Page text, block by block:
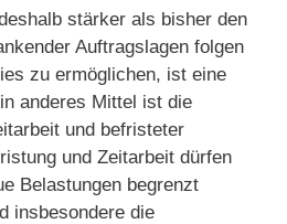
stärker als bisher den
Auftragslagen folgen
zu ermöglichen, ist eine
anderes Mittel ist die
und befristeter
und Zeitarbeit dürfen
Belastungen begrenzt
insbesondere die